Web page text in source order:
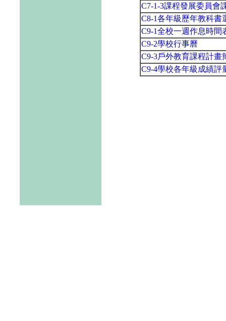
C7-1-3課程發展委員會
C8-1各年級歷年教科書
C9-1全校一週作息時間
C9-2學校行事曆
C9-3戶外教育課程計畫
C9-4學校各年級成績評